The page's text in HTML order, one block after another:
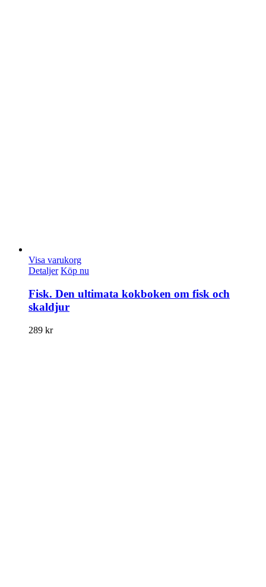
Visa varukorg
Detaljer Köp nu
Fisk. Den ultimata kokboken om fisk och
skaldjur
289 kr